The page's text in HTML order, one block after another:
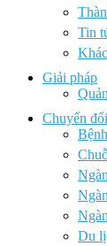
Tin
Giải pháp
Chuyển
Du